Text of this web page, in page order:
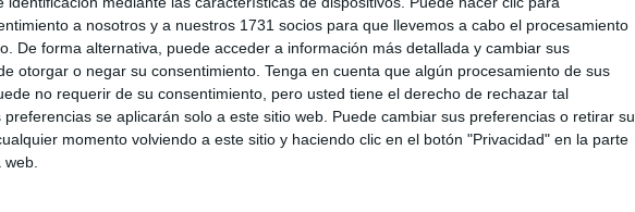
a nosotros y a nuestros 1731 socios para que llevemos a cabo el procesamiento
De forma alternativa, puede acceder a información más detallada y cambiar sus
otorgar o negar su consentimiento. Tenga en cuenta que algún procesamiento de sus
no requerir de su consentimiento, pero usted tiene el derecho de rechazar tal
preferencias se aplicarán solo a este sitio web. Puede cambiar sus preferencias o retirar su
momento volviendo a este sitio y haciendo clic en el botón "Privacidad" en la parte
web.